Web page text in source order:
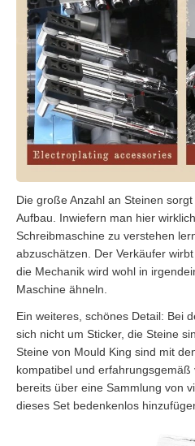
Die große Anzahl an Steinen
Aufbau. Inwiefern man hier
Schreibmaschine zu verstehen
abzuschätzen. Der Verkäufer
die Mechanik wird wohl in
Maschine ähneln.
Ein weiteres, schönes Detail: Bei
sich nicht um Sticker, die Steine
Steine von Mould King sind mit
kompatibel und
bereits über eine Sammlung von
dieses Set bedenkenlos